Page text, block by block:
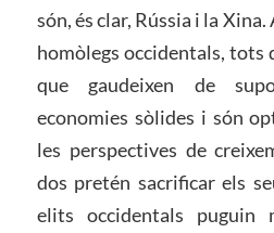
són, és clar, Rússia i la
homòlegs occidentals, tots
que gaudeixen de
economies sòlides i són
les perspectives de
dos pretén sacrificar els
elits occidentals puguin